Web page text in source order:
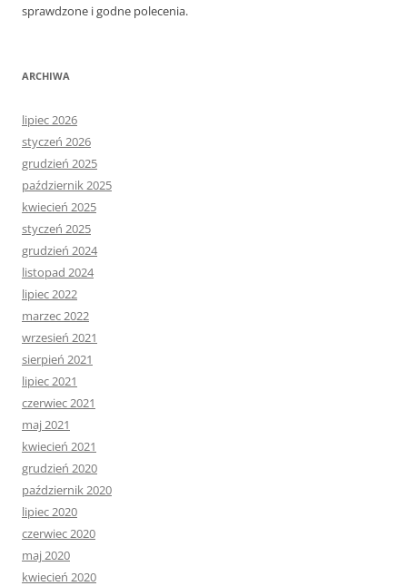
sprawdzone i godne polecenia.
ARCHIWA
lipiec 2026
styczeń 2026
grudzień 2025
październik 2025
kwiecień 2025
styczeń 2025
grudzień 2024
listopad 2024
lipiec 2022
marzec 2022
wrzesień 2021
sierpień 2021
lipiec 2021
czerwiec 2021
maj 2021
kwiecień 2021
grudzień 2020
październik 2020
lipiec 2020
czerwiec 2020
maj 2020
kwiecień 2020